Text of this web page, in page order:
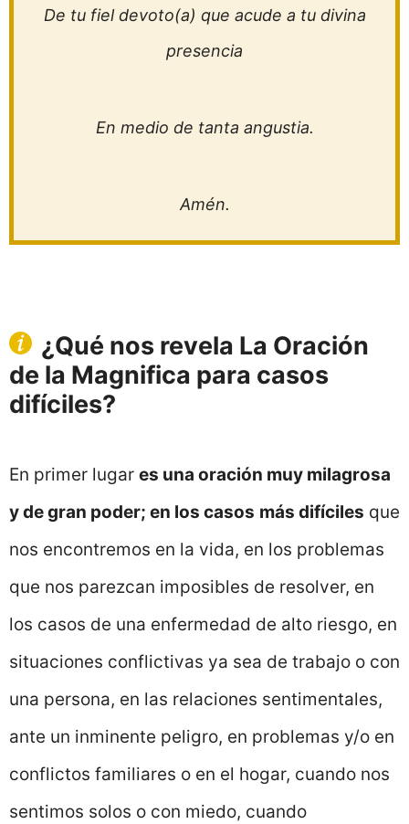
De tu fiel devoto(a) que acude a tu divina
presencia
En medio de tanta angustia.
Amén.
¿Qué nos revela La Oración
de la Magnifica para casos
difíciles?
En primer lugar es una oración muy milagrosa
y de gran poder; en los casos más difíciles que
nos encontremos en la vida, en los problemas
que nos parezcan imposibles de resolver, en
los casos de una enfermedad de alto riesgo, en
situaciones conflictivas ya sea de trabajo o con
una persona, en las relaciones sentimentales,
ante un inminente peligro, en problemas y/o en
conflictos familiares o en el hogar, cuando nos
sentimos solos o con miedo, cuando